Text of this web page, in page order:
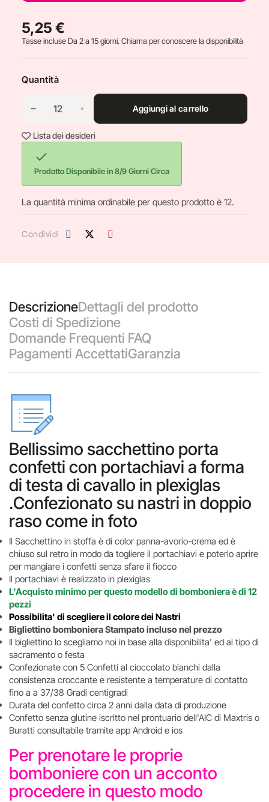
5,25 €
Tasse incluseDa 2 a 15 giorni. Chiama per conoscere la disponibilità
Quantità
Aggiungi al carrello
Lista dei desideri

Prodotto Disponibile in 8/9 Giorni Circa
La quantità minima ordinabile per questo prodotto è 12.
Condividi
DescrizioneDettagli del prodotto
Costi di Spedizione
Domande Frequenti FAQ
Pagamenti AccettatiGaranzia
Bellissimo sacchettino porta
confetti con portachiavi a forma
di testa di cavallo in plexiglas
.Confezionato su nastri in doppio
raso come in foto
Il Sacchettino in stoffa è di color panna-avorio-crema ed è
chiuso sul retro in modo da togliere il portachiavi e poterlo aprire
per mangiare i confetti senza sfare il fiocco
Il portachiavi è realizzato in plexiglas
L'Acquisto minimo per questo modello di bomboniera è di 12
pezzi
Possibilita' di scegliere il colore dei Nastri
Bigliettino bomboniera Stampato incluso nel prezzo
Il bigliettino lo scegliamo noi in base alla disponibilita' ed al tipo di
sacramento o festa
Confezionate con 5 Confetti al cioccolato bianchi dalla
consistenza croccante e resistente a temperature di contatto
fino a a 37/38 Gradi centigradi
Durata del confetto circa 2 anni dalla data di produzione
Confetto senza glutine iscritto nel prontuario dell'AIC di Maxtris o
Buratti consultabile tramite app Android e ios
Per prenotare le proprie
bomboniere con un acconto
procedere in questo modo